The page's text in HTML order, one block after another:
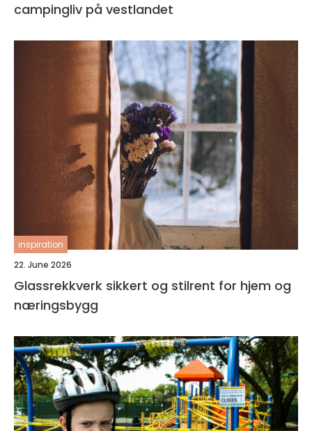
campingliv på vestlandet
inspiration
22. June 2026
Glassrekkverk sikkert og stilrent for hjem og
næringsbygg